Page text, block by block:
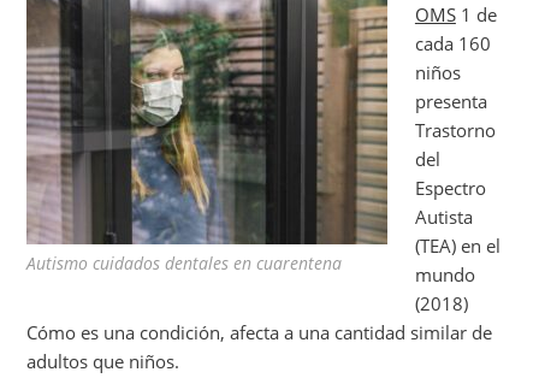
Autismo cuidados dentales en cuarentena
OMS1 de
cada 160
niños
presenta
Trastorno
del
Espectro
Autista
(TEA) en el
mundo
(2018)
Cómo es una condición, afecta a una cantidad similar de
adultos que niños.